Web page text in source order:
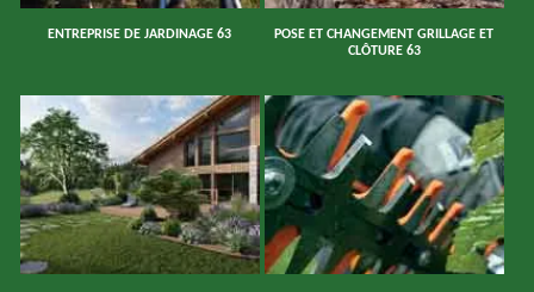
ENTREPRISE DE JARDINAGE 63
POSE ET CHANGEMENT GRILLAGE ET
CLÔTURE 63